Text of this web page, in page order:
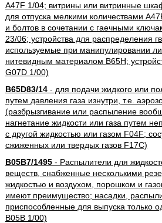
A47F 1/04; витрины или витринные
для отпуска мелкими количествами
и болтов в сочетании с гаечными
23/06; устройства для распределения
используемые при манипулировании
нитевидным материалом B65H;
G07D 1/00)
B65D83/14- для подачи жидкого или
путем давления газа изнутри, т.е.
(разбрызгивание или распыление
нагнетание жидкости или газа путем
с другой жидкостью или газом F04F;
сжиженных или твердых газов F17C)
B05B7/1495- Распылители для
веществ, снабженные несколькими
жидкостью и воздухом, порошком и
имеют преимущество; насадки,
приспособленные для выпуска только
B05B 1/00)